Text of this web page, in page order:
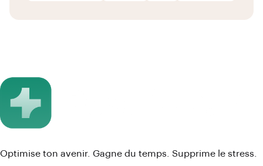
Optimise ton avenir. Gagne du temps. Supprime le stress.